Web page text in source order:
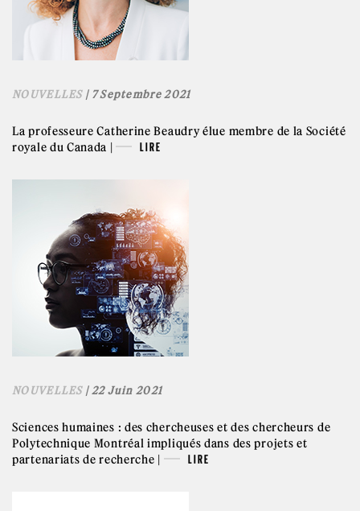
NOUVELLES| 7 Septembre 2021
La professeure Catherine Beaudry élue membre de la Société
royale du Canada |
LIRE
NOUVELLES| 22 Juin 2021
Sciences humaines : des chercheuses et des chercheurs de
Polytechnique Montréal impliqués dans des projets et
partenariats de recherche |
LIRE